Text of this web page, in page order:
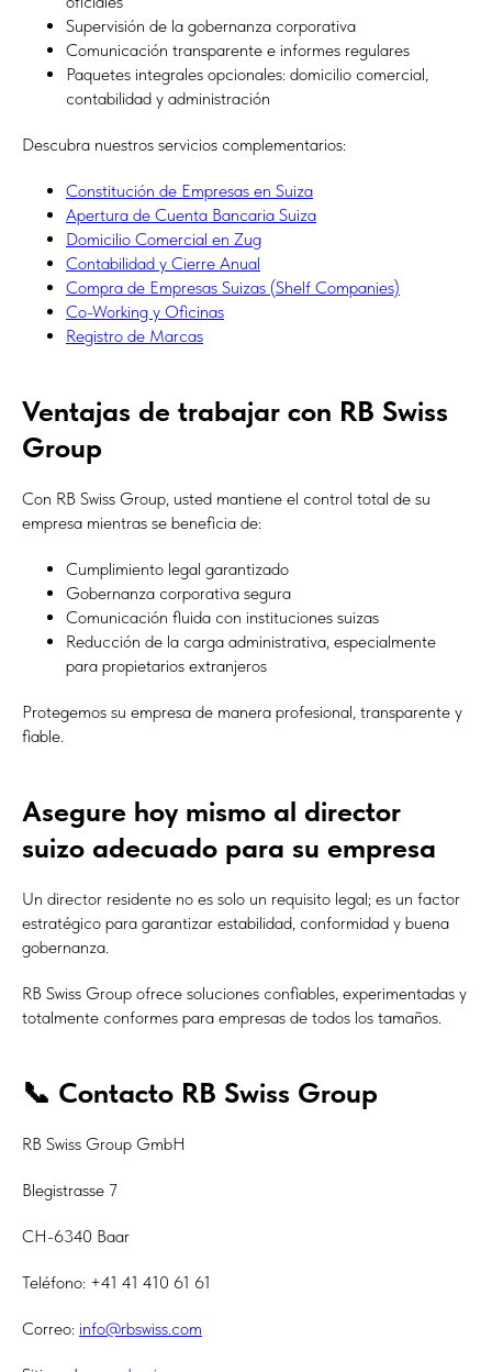
Supervisión de la gobernanza corporativa
Comunicación transparente e informes regulares
Paquetes integrales opcionales: domicilio comercial,
contabilidad y administración
Descubra nuestros servicios complementarios:
Constitución de Empresas en Suiza
Apertura de Cuenta Bancaria Suiza
Domicilio Comercial en Zug
Contabilidad y Cierre Anual
Compra de Empresas Suizas (Shelf Companies)
Co-Working y Oficinas
Registro de Marcas
Ventajas de trabajar con RB Swiss
Group
Con RB Swiss Group, usted mantiene el control total de su
empresa mientras se beneficia de:
Cumplimiento legal garantizado
Gobernanza corporativa segura
Comunicación fluida con instituciones suizas
Reducción de la carga administrativa, especialmente
para propietarios extranjeros
Protegemos su empresa de manera profesional, transparente y
fiable.
Asegure hoy mismo al director
suizo adecuado para su empresa
Un director residente no es solo un requisito legal; es un factor
estratégico para garantizar estabilidad, conformidad y buena
gobernanza.
RB Swiss Group ofrece soluciones confiables, experimentadas y
totalmente conformes para empresas de todos los tamaños.
📞 Contacto RB Swiss Group
RB Swiss Group GmbH
Blegistrasse 7
CH-6340 Baar
Teléfono: +41 41 410 61 61
Correo: info@rbswiss.com